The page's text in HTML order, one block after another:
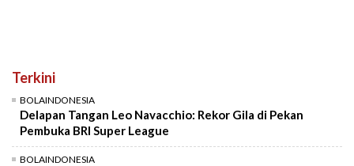
Terkini
BOLAINDONESIA
Delapan Tangan Leo Navacchio: Rekor Gila di Pekan
Pembuka BRI Super League
BOLAINDONESIA